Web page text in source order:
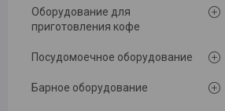
Оборудование для
приготовления кофе
Посудомоечное оборудование
Барное оборудование